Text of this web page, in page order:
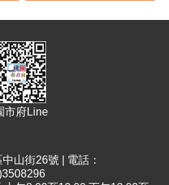
市府Line
山街26號 | 電話：